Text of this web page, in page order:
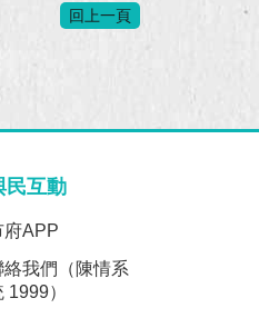
回上一頁
民互動
府APP
絡我們（陳情系
1999）